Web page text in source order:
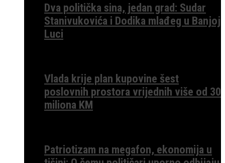
Dva politička sina, jedan grad: Sudar
Stanivukovića i Dodika mlađeg u Banjoj
Luci
Vlada krije plan kupovine šest
poslovnih prostora vrijednih više od 30
miliona KM
Patriotizam na megafon, ekonomija u